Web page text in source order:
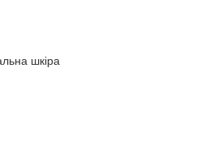
шкіра